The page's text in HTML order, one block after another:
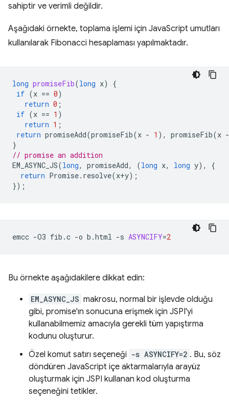
sahiptir ve verimli değildir.
Aşağıdaki örnekte, toplama işlemi için JavaScript umutları
kullanılarak Fibonacci hesaplaması yapılmaktadır.
long promiseFib(long x)
{
if (x == 0)
return 0 ;
if (x == 1 )
return 1 ;
return promiseAdd(promiseFib(x - 1 ), promiseFib(x -
}
// promise an addition
EM_ASYNC_JS(long, promiseAdd, (long x, long y),
{
return Promise. resolve(x+y);
});
emcc -O3 fib.c -o b.html -s ASYNCIFY=2
Bu örnekte aşağıdakilere dikkat edin:
EM_ASYNC_JS makrosu, normal bir işlevde olduğu
gibi, promise'ın sonucuna erişmek için JSPI'yi
kullanabilmemiz amacıyla gerekli tüm yapıştırma
kodunu oluşturur.
Özel komut satırı seçeneği -s ASYNCIFY=2 . Bu, söz
döndüren JavaScript içe aktarmalarıyla arayüz
oluşturmak için JSPI kullanan kod oluşturma
seçeneğini tetikler.